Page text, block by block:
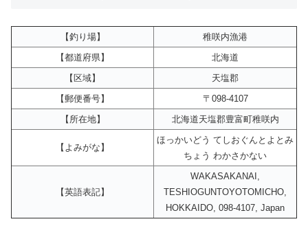
【釣り場】
稚咲内漁港
【都道府県】
北海道
【区域】
天塩郡
【郵便番号】
〒098-4107
【所在地】
北海道天塩郡豊富町稚咲内
【よみがな】
ほっかいどう てしおぐんとよとみ
ちょう わかさかない
【英語表記】
WAKASAKANAI,
TESHIOGUNTOYOTOMICHO,
HOKKAIDO, 098-4107, Japan